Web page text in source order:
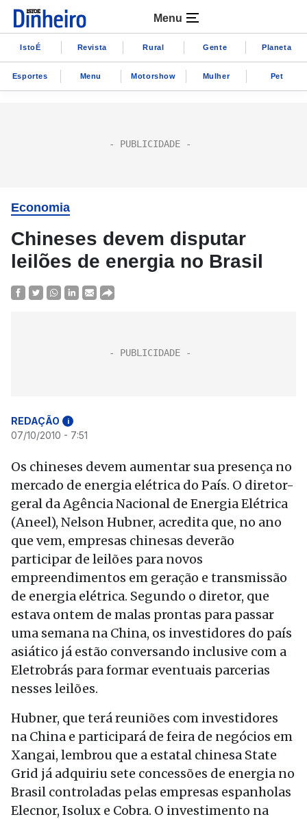
Menu
IstoÉ Revista Rural Gente Planeta
Esportes Menu Motorshow Mulher Pet
Economia
Chineses devem disputar
leilões de energia no Brasil
REDAÇÃO i
07/10/2010 - 7:51
Os chineses devem aumentar sua presença no
mercado de energia elétrica do País. O diretor-
geral da Agência Nacional de Energia Elétrica
(Aneel), Nelson Hubner, acredita que, no ano
que vem, empresas chinesas deverão
participar de leilões para novos
empreendimentos em geração e transmissão
de energia elétrica. Segundo o diretor, que
estava ontem de malas prontas para passar
uma semana na China, os investidores do país
asiático já estão conversando inclusive com a
Eletrobrás para formar eventuais parcerias
nesses leilões.
Hubner, que terá reuniões com investidores
na China e participará de feira de negócios em
Xangai, lembrou que a estatal chinesa State
Grid já adquiriu sete concessões de energia no
Brasil controladas pelas empresas espanholas
Elecnor, Isolux e Cobra. O investimento na